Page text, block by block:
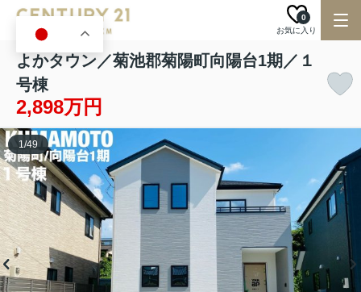
お気に入り
0
よかタウン／菊池郡菊陽町向陽台1期／１
号棟
2,898万円
1/49